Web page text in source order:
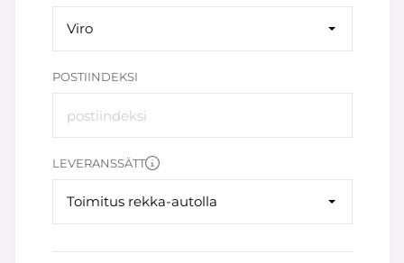
Viro
POSTIINDEKSI
LEVERANSSÄTT
Toimitus rekka-autolla